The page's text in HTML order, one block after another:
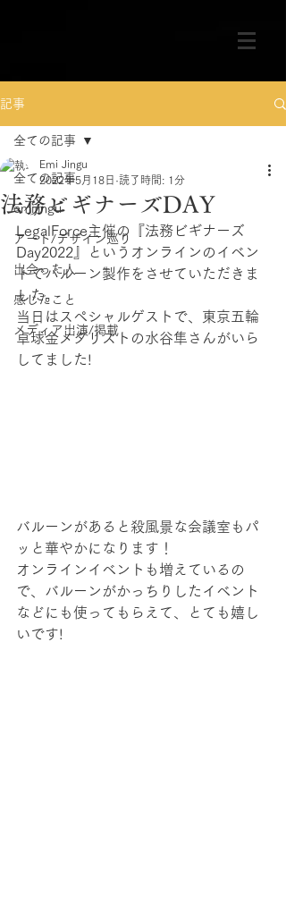
記事
全ての記事
emijingu
アート/デザイン巡り
出会った人
感じたこと
メディア出演/掲載
全ての記事
法務ビギナーズDAY
Emi Jingu
2022年5月18日 読了時間: 1分
LegalForce主催の『法務ビギナーズ
Day2022』というオンラインのイベン
トでバルーン製作をさせていただきま
した。
当日はスペシャルゲストで、東京五輪
卓球金メダリストの水谷隼さんがいら
してました!
バルーンがあると殺風景な会議室もパ
ッと華やかになります！
オンラインイベントも増えているの
で、バルーンがかっちりしたイベント
などにも使ってもらえて、とても嬉し
いです!